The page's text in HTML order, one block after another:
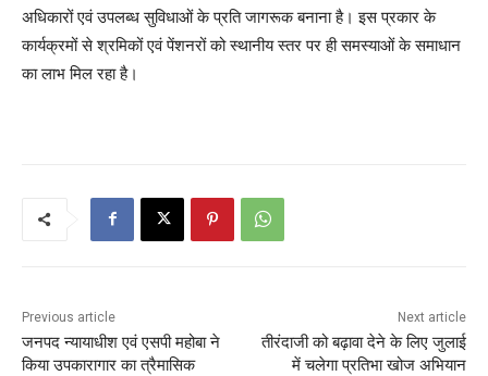
अधिकारों एवं उपलब्ध सुविधाओं के प्रति जागरूक बनाना है। इस प्रकार के
कार्यक्रमों से श्रमिकों एवं पेंशनरों को स्थानीय स्तर पर ही समस्याओं के समाधान
का लाभ मिल रहा है।
Previous article
जनपद न्यायाधीश एवं एसपी महोबा ने
किया उपकारागार का त्रैमासिक
Next article
तीरंदाजी को बढ़ावा देने के लिए जुलाई
में चलेगा प्रतिभा खोज अभियान